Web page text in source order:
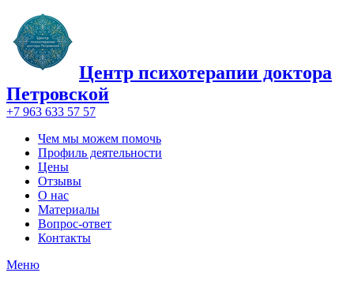
Центр психотерапии доктора
Петровской
+7 963 633 57 57
Чем мы можем помочь
Профиль деятельности
Цены
Отзывы
О нас
Материалы
Вопрос-ответ
Контакты
Меню